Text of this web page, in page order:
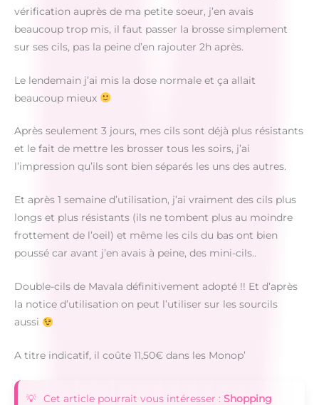
vérification auprès de ma petite soeur, j’en avais
beaucoup trop mis, il faut passer la brosse simplement
sur ses cils, pas la peine d’en rajouter 2h après.
Le lendemain j’ai mis la dose normale et ça allait
beaucoup mieux
Après seulement 3 jours, mes cils sont déjà plus résistants
et le fait de mettre les brosser tous les soirs, j’ai
l’impression qu’ils sont bien séparés les uns des autres.
Et après 1 semaine d’utilisation, j’ai vraiment des cils plus
longs et plus résistants (ils ne tombent plus au moindre
frottement de l’oeil) et même les cils du bas ont bien
poussé car avant j’en avais à peine, des mini-cils..
Double-cils de Mavala définitivement adopté !! Et d’après
la notice d’utilisation on peut l’utiliser sur les sourcils
aussi
A titre indicatif, il coûte 11,50€ dans les Monop’
Cet article pourrait vous intéresser : Shopping